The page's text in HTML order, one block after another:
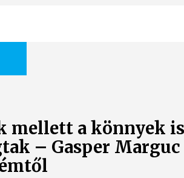
mellett a könnyek
– Gasper